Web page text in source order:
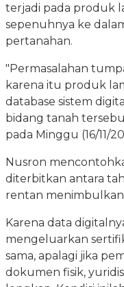
terjadi pada produk
sepenuhnya ke
pertanahan.
"Permasalahan
karena itu produk
database sistem
bidang tanah
pada Minggu (16/11/
Nusron
diterbitkan antara
rentan menimbulkan
Karena data
mengeluarkan
sama, apalagi jika
dokumen fisik,